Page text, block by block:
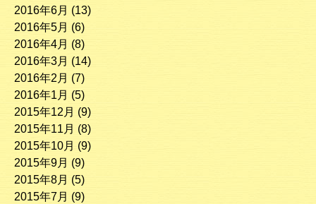
2016年6月 (13)
2016年5月 (6)
2016年4月 (8)
2016年3月 (14)
2016年2月 (7)
2016年1月 (5)
2015年12月 (9)
2015年11月 (8)
2015年10月 (9)
2015年9月 (9)
2015年8月 (5)
2015年7月 (9)